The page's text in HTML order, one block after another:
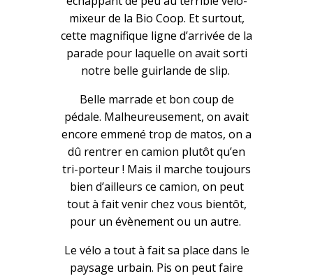
mixeur de la Bio Coop. Et surtout,
cette magnifique ligne d’arrivée de la
parade pour laquelle on avait sorti
notre belle guirlande de slip.
Belle marrade et bon coup de
pédale. Malheureusement, on avait
encore emmené trop de matos, on a
dû rentrer en camion plutôt qu’en
tri-porteur ! Mais il marche toujours
bien d’ailleurs ce camion, on peut
tout à fait venir chez vous bientôt,
pour un évènement ou un autre.
Le vélo a tout à fait sa place dans le
paysage urbain. Pis on peut faire